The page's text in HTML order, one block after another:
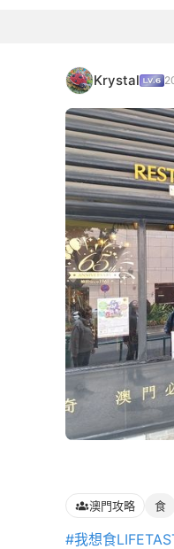
Krystal
澳門攻略 食
#我想食